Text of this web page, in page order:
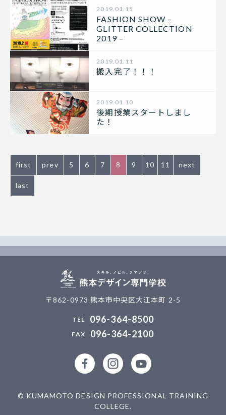
2019.01.15
FASHION SHOW –
GLITTER COLLECTION
2019 –
2019.01.11
搬入完了！！！
2019.01.10
後期授業スタートしまし
た！
first prev 5 6 7 8 9 10 11 next
last
〒862-0973 熊本市中央区大江本町 2-5
096-364-8500
096-364-2100
公式facebookページ
公式Instagramアカウント
© KUMAMOTO DESIGN PROFESSIONAL TRAINING
COLLEGE.